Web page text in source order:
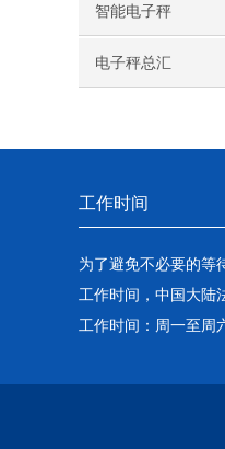
智能电子秤
电子秤总汇
工作时间
为了避免不必要的等
工作时间，中国大陆
工作时间：周一至周